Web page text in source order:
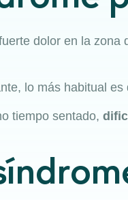
dolor en la
lo más habitual
tiempo sentado,